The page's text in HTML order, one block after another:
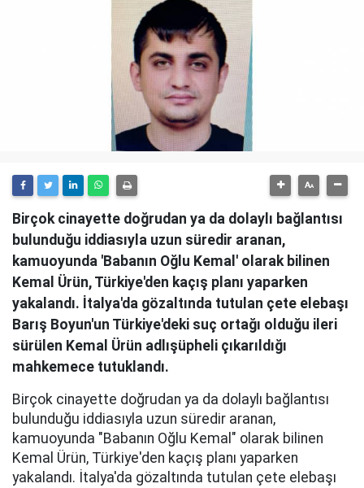
Birçok cinayette doğrudan ya da dolaylı bağlantısı
bulunduğu iddiasıyla uzun süredir aranan,
kamuoyunda 'Babanın Oğlu Kemal' olarak bilinen
Kemal Ürün, Türkiye'den kaçış planı yaparken
yakalandı. İtalya'da gözaltında tutulan çete elebaşı
Barış Boyun'un Türkiye'deki suç ortağı olduğu ileri
sürülen Kemal Ürün adlışüpheli çıkarıldığı
mahkemece tutuklandı.
Birçok cinayette doğrudan ya da dolaylı bağlantısı
bulunduğu iddiasıyla uzun süredir aranan,
kamuoyunda "Babanın Oğlu Kemal" olarak bilinen
Kemal Ürün, Türkiye'den kaçış planı yaparken
yakalandı. İtalya'da gözaltında tutulan çete elebaşı